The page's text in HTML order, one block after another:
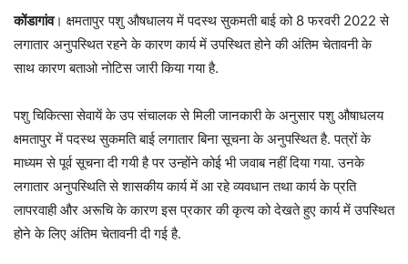
कोंडागांव। क्षमतापुर पशु औषधालय में पदस्थ सुकमती बाई को 8 फरवरी 2022 से
लगातार अनुपस्थित रहने के कारण कार्य में उपस्थित होने की अंतिम चेतावनी के
साथ कारण बताओ नोटिस जारी किया गया है.
पशु चिकित्सा सेवायें के उप संचालक से मिली जानकारी के अनुसार पशु औषाधलय
क्षमतापुर में पदस्थ सुकमति बाई लगातार बिना सूचना के अनुपस्थित है. पत्रों के
माध्यम से पूर्व सूचना दी गयी है पर उन्होंने कोई भी जवाब नहीं दिया गया. उनके
लगातार अनुपस्थिति से शासकीय कार्य में आ रहे व्यवधान तथा कार्य के प्रति
लापरवाही और अरूचि के कारण इस प्रकार की कृत्य को देखते हुए कार्य में उपस्थित
होने के लिए अंतिम चेतावनी दी गई है.